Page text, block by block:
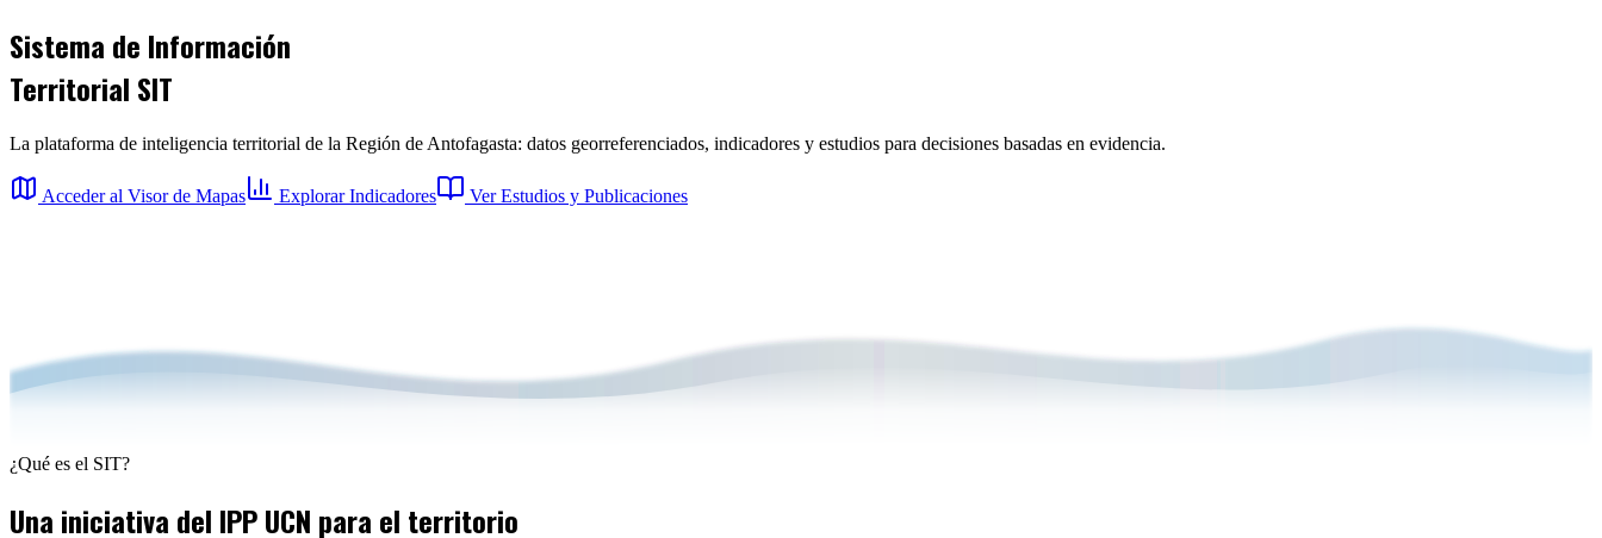
Sistema de Información
Territorial SIT
La plataforma de inteligencia territorial de la Región de Antofagasta: datos georreferenciados, indicadores y estudios para decisiones basadas en evidencia.
Acceder al Visor de Mapas Explorar Indicadores Ver Estudios y Publicaciones
¿Qué es el SIT?
Una iniciativa del IPP UCN para el territorio